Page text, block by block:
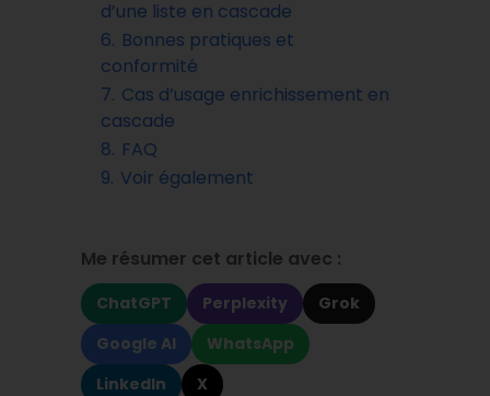
d’une liste en cascade
6. Bonnes pratiques et
conformité
7. Cas d’usage enrichissement en
cascade
8. FAQ
9. Voir également
Me résumer cet article avec :
ChatGPT Perplexity
Grok
Google AI
WhatsApp
LinkedIn
X